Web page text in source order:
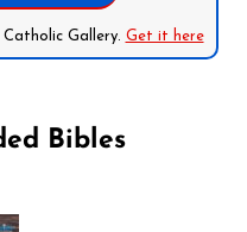
Gallery. Get it here
Bibles